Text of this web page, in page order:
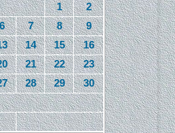
1
2
7 8
9
14 15
16
21 22
23
28 29
30